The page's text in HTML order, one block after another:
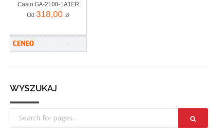
Casio GA-2100-1A1ER
Od 318,00 zł
WYSZUKAJ